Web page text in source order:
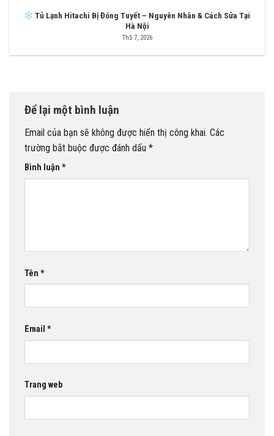
Tủ Lạnh Hitachi Bị Đóng Tuyết – Nguyên Nhân & Cách Sửa Tại
Hà Nội
Th5 7, 2026
Để lại một bình luận
Email của bạn sẽ không được hiển thị công khai. Các
trường bắt buộc được đánh dấu *
Bình luận *
Tên *
Email *
Trang web